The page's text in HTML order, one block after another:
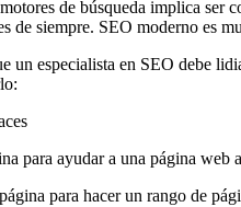
de búsqueda implica ser
de siempre. SEO moderno es
un especialista en SEO debe
para ayudar a una página web
para hacer un rango de